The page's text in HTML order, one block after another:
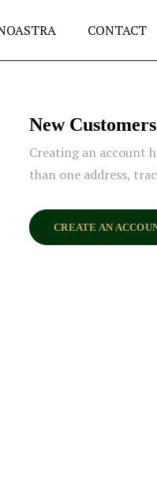
CONTACT
New Customers
Creating an account
than one address,
CREATE AN